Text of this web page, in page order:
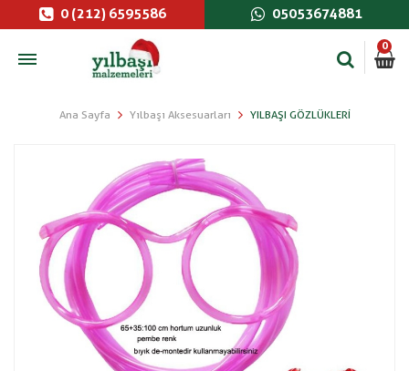
0 (212) 6595586 05053674881
0
Ana Sayfa Yılbaşı Aksesuarları YILBAŞI GÖZLÜKLERI